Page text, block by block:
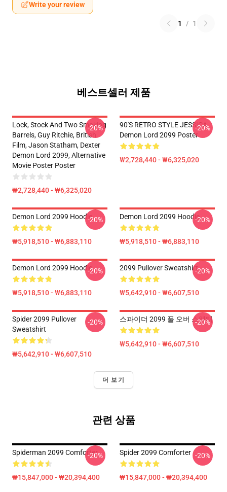
Write your review
1 / 1
베스트셀러 제품
Lock, Stock And Two Smoking
Barrels, Guy Ritchie, British
Film, Jason Statham, Dexter
Demon Lord 2099, Alternative
Movie Poster Poster
₩2,728,440 - ₩6,325,020
-20%
90'S RETRO STYLE JESSICA
Demon Lord 2099 Poster
₩2,728,440 - ₩6,325,020
-20%
Demon Lord 2099 Hoodie
₩5,918,510 - ₩6,883,110
-20% Demon Lord 2099 Hoodie
₩5,918,510 - ₩6,883,110
-20%
Demon Lord 2099 Hoodie
₩5,918,510 - ₩6,883,110
-20% 2099 Pullover Sweatshirt
₩5,642,910 - ₩6,607,510
-20%
Spider 2099 Pullover
Sweatshirt
₩5,642,910 - ₩6,607,510
-20% 스파이더 2099 풀 오버 스웨터
₩5,642,910 - ₩6,607,510
-20%
더 보기
관련 상품
Spiderman 2099 Comforter
₩15,847,000 - ₩20,394,400
-20% Spider 2099 Comforter
₩15,847,000 - ₩20,394,400
-20%